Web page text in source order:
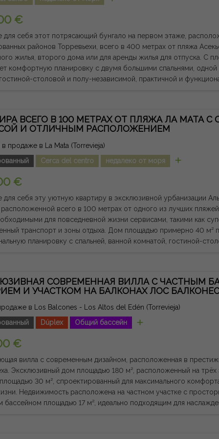
и пляжей Ориуэла-Коста и Торревьеха, расположенных всего
современным дизайном, превосходной отделкой и
все качества для наслаждения аутентичным
примечание: сборы и налоги не включены.
и не имеет юридической силы, и может содержать ошибки.
€
для себя этот потрясающий бунгало на первом этаже,
районов Торревьехи, всего в 400 метрах от пляжа
жилья, второго дома или для аренды жилья для отпуска. С площадью 73 м², объект
комфортную планировку с двумя большими спальнями, одной
столовой и полу-независимой, практичной и
или создания приятной зоны для отдыха на открытом воздухе.
наполовину меблированной, оснащённой кондиционером и
обеспечивает пеший доступ к пляжу, а также
и всем необходимым сервисам. Великолепная возможность насладиться
жизни, которое предлагает побережье Торревьехи. Юридическая примечание:
не включены. Предоставленная информация носит
силы, и может содержать ошибки.
ВСЕГО В 100 МЕТРАХ ОТ ПЛЯЖА ЛА МАТА
И ОТЛИЧНЫМ РАСПОЛОЖЕНИЕМ
в продаже в La Mata (Torrevieja)
Cerca del centro недалеко от моря
€
для себя эту уютную квартиру в эксклюзивной урбанизации
всего в 100 метрах от одного из лучших
для повседневной жизни сервисами, такими как
и зоны отдыха. Дом площадью примерно 40 м² предлагает практичную и
планировку с спальней, ванной комнатой, гостиной-
так и в течение всего года. Благодаря своему отличному расположению у
потенциалу для прибыльности, эта недвижимость
как в качестве второго дома, так и для инвестиций для
примечание: сборы и налоги не включены. Предоставленная
и не имеет юридической силы, и может содержать ошибки.
СОВРЕМЕННАЯ ВИЛЛА С ЧАСТНЫМ
И УЧАСТКОМ НА БАЛКОНАХ ЛОС
в Los Balcones - Los Altos del Edén (Torrevieja)
Dúplex Общий бассейн
€
вилла с современным дизайном, расположенная в
Эксклюзивный дом площадью 180 м², расположенный на трёх
30 м², спроектированный для максимального
открытыми площадками
бассейном площадью 17 м², идеально подходящим для